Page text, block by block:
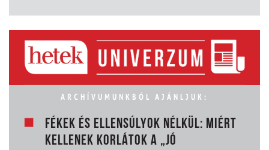
ARCHÍVUMUNKBÓL AJÁNLJUK:
FÉKEK ÉS ELLENSÚLYOK NÉLKÜL: MIÉRT
KELLENEK KORLÁTOK A „JÓ